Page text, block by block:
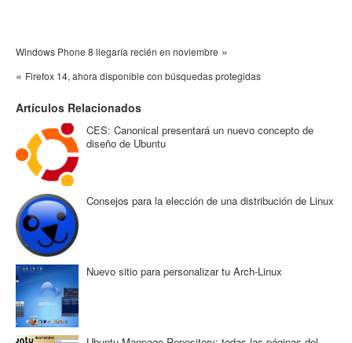
Windows Phone 8 llegaría recién en noviembre »
« Firefox 14, ahora disponible con búsquedas protegidas
Artículos Relacionados
CES: Canonical presentará un nuevo concepto de
diseño de Ubuntu
Consejos para la elección de una distribución de Linux
Nuevo sitio para personalizar tu Arch-Linux